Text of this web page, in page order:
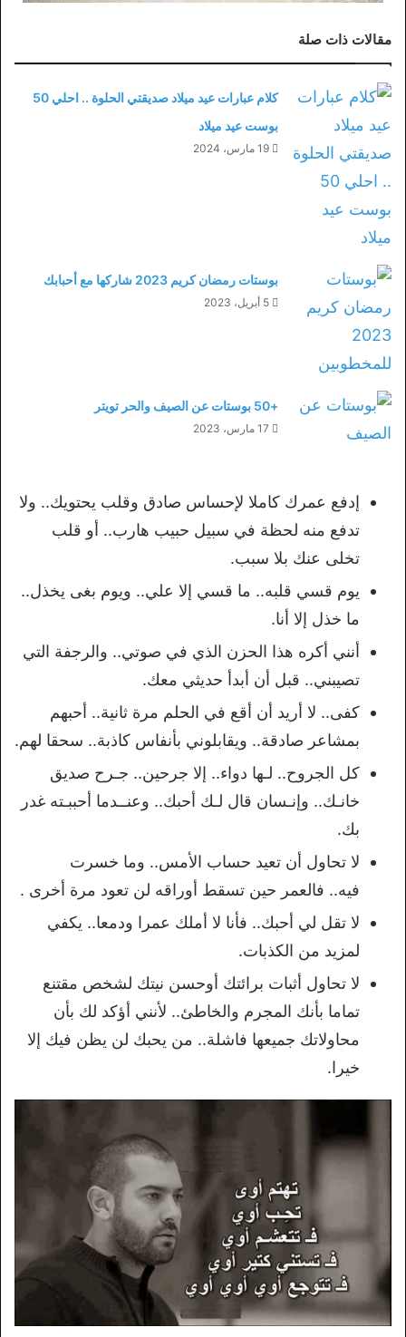
مقالات ذات صلة
كلام عبارات عيد ميلاد صديقتي الحلوة .. احلي 50
بوست عيد ميلاد
19 مارس، 2024
بوستات رمضان كريم 2023 شاركها مع أحبابك
5 أبريل، 2023
+50 بوستات عن الصيف والحر تويتر
17 مارس، 2023
إدفع عمرك كاملا لإحساس صادق وقلب يحتويك.. ولا
تدفع منه لحظة في سبيل حبيب هارب.. أو قلب
تخلى عنك بلا سبب.
يوم قسي قلبه.. ما قسي إلا علي.. ويوم بغى يخذل..
ما خذل إلا أنا.
أنني أكره هذا الحزن الذي في صوتي.. والرجفة التي
تصيبني.. قبل أن أبدأ حديثي معك.
كفى.. لا أريد أن أقع في الحلم مرة ثانية.. أحبهم
بمشاعر صادقة.. ويقابلوني بأنفاس كاذبة.. سحقا لهم.
كل الجروح.. لـها دواء.. إلا جرحين.. جـرح صديق
خانـك.. وإنـسان قال لـك أحبك.. وعنــدما أحببـته غدر
بك.
لا تحاول أن تعيد حساب الأمس.. وما خسرت
فيه.. فالعمر حين تسقط أوراقه لن تعود مرة أخرى .
لا تقل لي أحبك.. فأنا لا أملك عمرا ودمعا.. يكفي
لمزيد من الكذبات.
لا تحاول أثبات برائتك أوحسن نيتك لشخص مقتنع
تماما بأنك المجرم والخاطئ.. لأنني أؤكد لك بأن
محاولاتك جميعها فاشلة.. من يحبك لن يظن فيك إلا
خيرا.